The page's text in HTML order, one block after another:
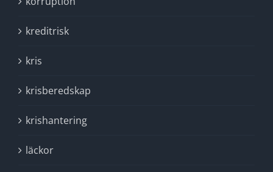
kreditrisk
kris
krisberedskap
krishantering
läckor